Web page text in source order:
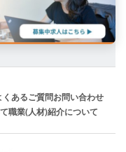
くあるご質問お問い合わせ
職業(人材)紹介について